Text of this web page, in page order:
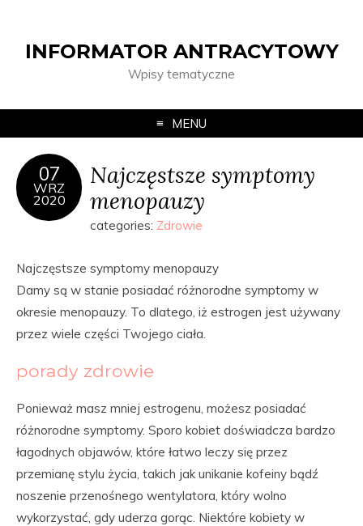
INFORMATOR ANTRACYTOWY
Wpisy tematyczne
MENU
07
WRZ
2020
Najczęstsze symptomy
menopauzy
categories: Zdrowie
Najczęstsze symptomy menopauzy
Damy są w stanie posiadać różnorodne symptomy w
okresie menopauzy. To dlatego, iż estrogen jest używany
przez wiele części Twojego ciała.
porady zdrowie
Ponieważ masz mniej estrogenu, możesz posiadać
różnorodne symptomy. Sporo kobiet doświadcza bardzo
łagodnych objawów, które łatwo leczy się przez
przemianę stylu życia, takich jak unikanie kofeiny bądź
noszenie przenośnego wentylatora, który wolno
wykorzystać, gdy uderza gorąc. Niektóre kobiety w